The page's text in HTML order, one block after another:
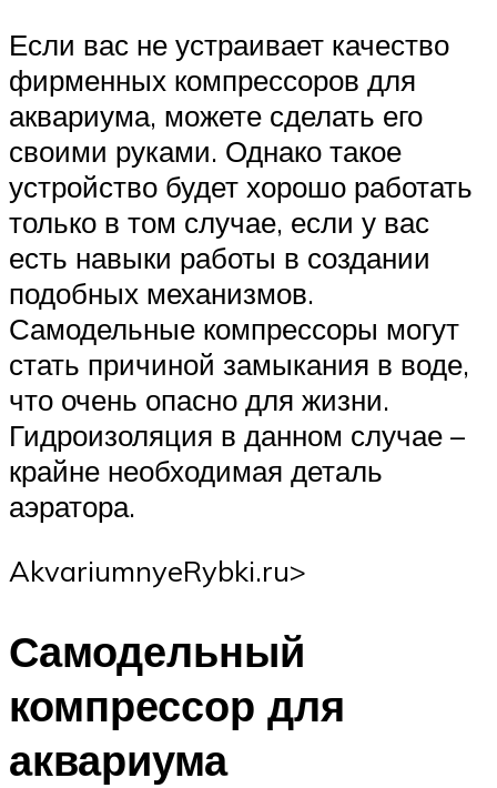
Если вас не устраивает качество
фирменных компрессоров для
аквариума, можете сделать его
своими руками. Однако такое
устройство будет хорошо работать
только в том случае, если у вас
есть навыки работы в создании
подобных механизмов.
Самодельные компрессоры могут
стать причиной замыкания в воде,
что очень опасно для жизни.
Гидроизоляция в данном случае –
крайне необходимая деталь
аэратора.
AkvariumnyeRybki.ru‏>
Самодельный
компрессор для
аквариума